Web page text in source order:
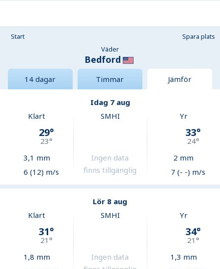
Start
Spara plats
Väder
Bedford
14 dagar Timmar Jämför
Idag 7 aug
Klart
29°
23°
3,1 mm
6 (12) m/s
SMHI
Ingen data
finns tillgänglig
Yr
33°
24°
2 mm
7 (- -) m/s
Lör 8 aug
Klart
31°
21°
1,8 mm
SMHI
Ingen data
Yr
34°
21°
1,3 mm